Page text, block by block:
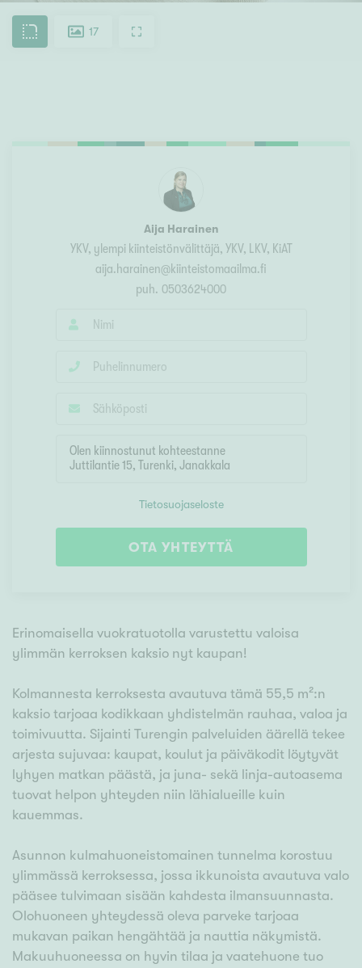
17
Aija Harainen
YKV, ylempi kiinteistönvälittäjä, YKV, LKV, KiAT
aija.harainen@kiinteistomaailma.fi
puh. 0503624000
Tietosuojaseloste
OTA YHTEYTTÄ
Erinomaisella vuokratuotolla varustettu valoisa
ylimmän kerroksen kaksio nyt kaupan!
Kolmannesta kerroksesta avautuva tämä 55,5 m²:n
kaksio tarjoaa kodikkaan yhdistelmän rauhaa, valoa ja
toimivuutta. Sijainti Turengin palveluiden äärellä tekee
arjesta sujuvaa: kaupat, koulut ja päiväkodit löytyvät
lyhyen matkan päästä, ja juna- sekä linja-autoasema
tuovat helpon yhteyden niin lähialueille kuin
kauemmas.
Asunnon kulmahuoneistomainen tunnelma korostuu
ylimmässä kerroksessa, jossa ikkunoista avautuva valo
pääsee tulvimaan sisään kahdesta ilmansuunnasta.
Olohuoneen yhteydessä oleva parveke tarjoaa
mukavan paikan hengähtää ja nauttia näkymistä.
Makuuhuoneessa on hyvin tilaa ja vaatehuone tuo